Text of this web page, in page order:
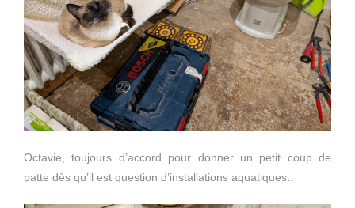
Octavie, toujours d’accord pour donner un petit coup de
patte dès qu’il est question d’installations aquatiques…